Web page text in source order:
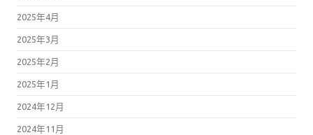
2025年4月
2025年3月
2025年2月
2025年1月
2024年12月
2024年11月